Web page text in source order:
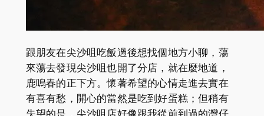
跟朋友在尖沙咀吃飯過後想找個地方小聊，蕩
來蕩去發現尖沙咀也開了分店，就在麼地道，
鹿嗚春的正下方。懷著希望的心情走進去實在
有喜有愁，開心的當然是吃到好蛋糕；但稍有